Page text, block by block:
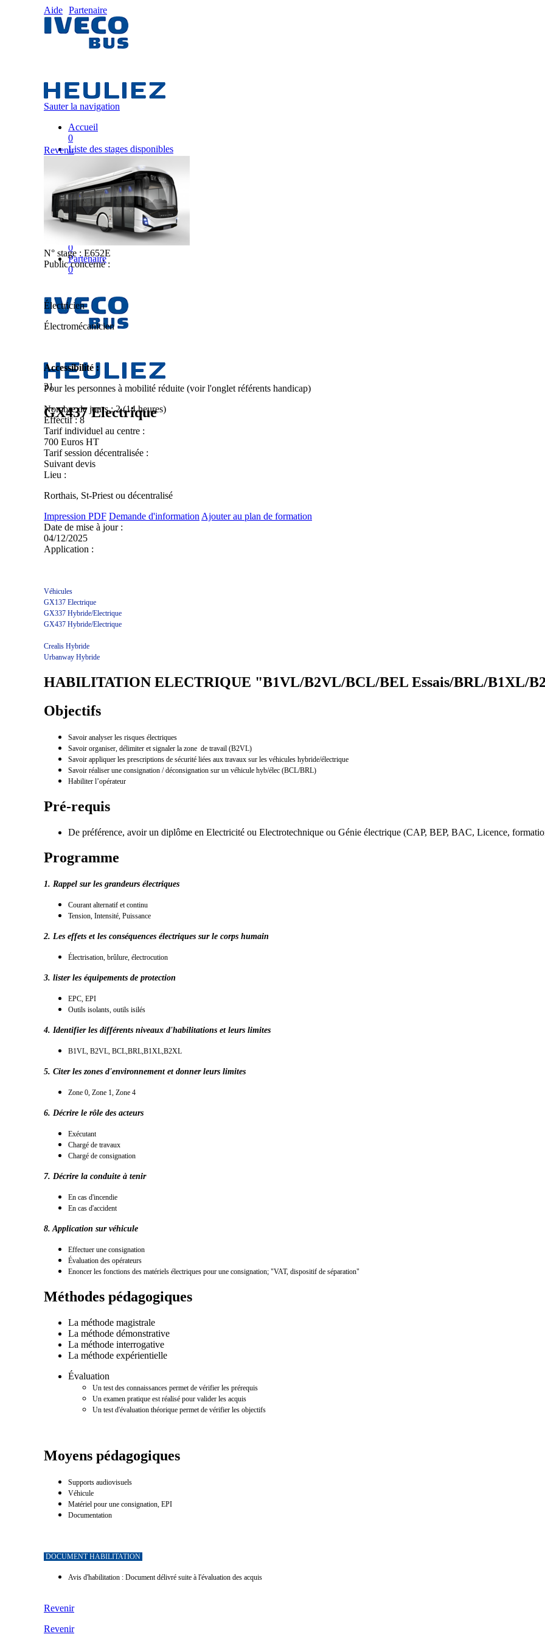
Aide Partenaire
Sauter la navigation
Accueil
0
Liste des stages disponibles
Liste des stages
0
Nos équipes pédagogiques
0
IVECO FRANCE
0
Mon plan de formation
0
Partenaire
0
31
GX437 Electrique
Revenir
N° stage : E652E
Public concerné :
Électricien
Électromécanicien
Accessibilité :
Pour les personnes à mobilité réduite (voir l'onglet référents handicap)
Nombre de jours :2 (14 heures)
Effectif :8
Tarif individuel au centre :
700 Euros HT
Tarif session décentralisée :
Suivant devis
Lieu :
Rorthais, St-Priest ou décentralisé
Impression PDF Demande d'information Ajouter au plan de formation
Date de mise à jour :
04/12/2025
Application :
Véhicules
GX137 Electrique
GX337 Hybride/Electrique
GX437 Hybride/Electrique
Crealis Hybride
Urbanway Hybride
HABILITATION ELECTRIQUE "B1VL/B2VL/BCL/BEL Essais/BRL/B1XL/
Objectifs
Savoir analyser les risques électriques
Savoir organiser, délimiter et signaler la zone de travail (B2VL)
Savoir appliquer les prescriptions de sécurité liées aux travaux sur les véhicules hybride/électrique
Savoir réaliser une consignation / déconsignation sur un véhicule hyb/élec (BCL/BRL)
Habiliter l’opérateur
Pré-requis
De préférence, avoir un diplôme en Electricité ou Electrotechnique ou Génie électrique (CAP, BEP, BAC, Licence,
Programme
1. Rappel sur les grandeurs électriques
Courant alternatif et continu
Tension, Intensité, Puissance
2. Les effets et les conséquences électriques sur le corps humain
Électrisation, brûlure, électrocution
3. lister les équipements de protection
EPC, EPI
Outils isolants, outils isilés
4. Identifier les différents niveaux d'habilitations et leurs limites
B1VL, B2VL, BCL,BRL,B1XL,B2XL
5. Citer les zones d'environnement et donner leurs limites
Zone 0, Zone 1, Zone 4
6. Décrire le rôle des acteurs
Exécutant
Chargé de travaux
Chargé de consignation
7. Décrire la conduite à tenir
En cas d'incendie
En cas d'accident
8. Application sur véhicule
Effectuer une consignation
Évaluation des opérateurs
Enoncer les fonctions des matériels électriques pour une consignation; "VAT, dispositif de séparation"
Méthodes pédagogiques
La méthode magistrale
La méthode démonstrative
La méthode interrogative
La méthode expérientielle
Évaluation
Un test des connaissances permet de vérifier les prérequis
Un examen pratique est réalisé pour valider les acquis
Un test d'évaluation théorique permet de vérifier les objectifs
Moyens pédagogiques
Supports audiovisuels
Véhicule
Matériel pour une consignation, EPI
Documentation
DOCUMENT HABILITATION
Avis d'habilitation : Document délivré suite à l'évaluation des acquis
Revenir
Revenir